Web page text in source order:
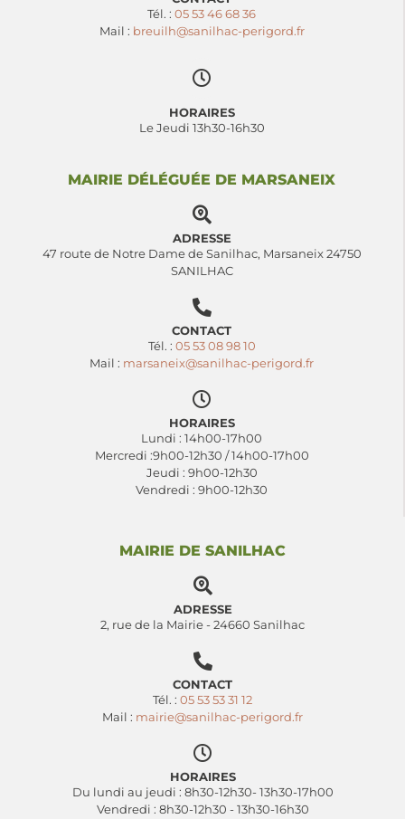
Tél. : 05 53 46 68 36
Mail : breuilh@sanilhac-perigord.fr
HORAIRES
Le Jeudi 13h30-16h30
MAIRIE DÉLÉGUÉE DE MARSANEIX
ADRESSE
47 route de Notre Dame de Sanilhac, Marsaneix 24750
SANILHAC
CONTACT
Tél. : 05 53 08 98 10
Mail : marsaneix@sanilhac-perigord.fr
HORAIRES
Lundi : 14h00-17h00
Mercredi :9h00-12h30 / 14h00-17h00
Jeudi : 9h00-12h30
Vendredi : 9h00-12h30
MAIRIE DE SANILHAC
ADRESSE
2, rue de la Mairie - 24660 Sanilhac
CONTACT
Tél. : 05 53 53 31 12
Mail : mairie@sanilhac-perigord.fr
HORAIRES
Du lundi au jeudi : 8h30-12h30- 13h30-17h00
Vendredi : 8h30-12h30 - 13h30-16h30